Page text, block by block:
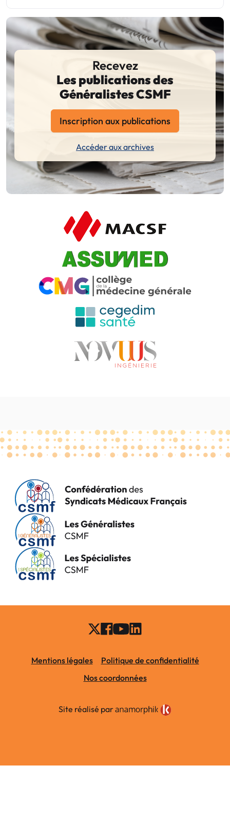
Recevez
Les publications des
Généralistes CSMF
Inscription aux publications
Accéder aux archives
Mentions légales
Politique de confidentialité
Nos coordonnées
Site réalisé par